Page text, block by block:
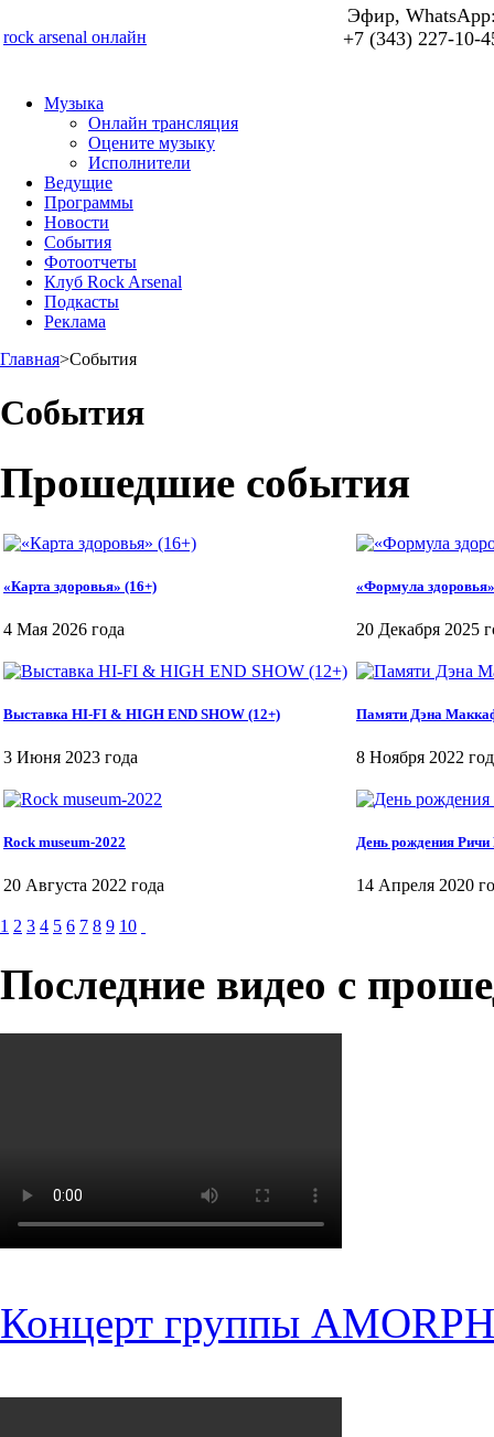
rock arsenal онлайн
Эфир,
+7 (343) 227-10-
Музыка
Онлайн трансляция
Оцените музыку
Исполнители
Ведущие
Программы
Новости
События
Фотоотчеты
Клуб Rock Arsenal
Подкасты
Реклама
Главная>События
События
Прошедшие события
«Карта здоровья» (16+)
4 Мая 2026 года
«Формула
20 Декабря 2025
Выставка HI-FI & HIGH END SHOW (12+)
3 Июня 2023 года
Памяти Дэна
8 Ноября 2022
Rock museum-2022
20 Августа 2022 года
День рождения
14 Апреля 2020
1 2 3 4 5 6 7 8 9 10
Последние видео с
Концерт группы